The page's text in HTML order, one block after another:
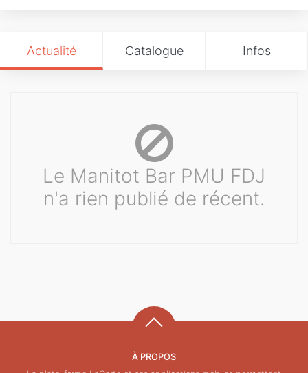
Actualité Catalogue Infos
Le Manitot Bar PMU FDJ
n'a rien publié de récent.
À PROPOS